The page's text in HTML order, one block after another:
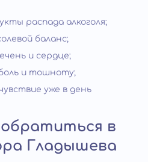
распада алкоголя;
баланс;
и сердце;
и тошноту;
уже в день
в
Гладышева